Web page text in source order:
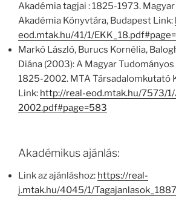
Akadémia tagjai : 1825-1973.
Akadémia Könyvtára, Budapest Link:
eod.mtak.hu/41/1/
Markó László, Burucs Kornélia,
Diána (2003): A Magyar
1825-2002. MTA Társadalomkutató
Link: http://real-eod.mtak.hu/7573/
2002.pdf#page=583
Akadémikus ajánlás:
Link az ajánláshoz: https://real-
j.mtak.hu/4045/1/